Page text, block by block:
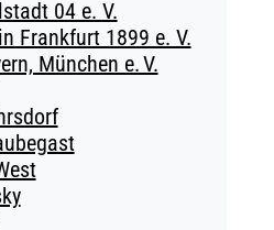
04 e. V.
Frankfurt 1899 e. V.
München e. V.